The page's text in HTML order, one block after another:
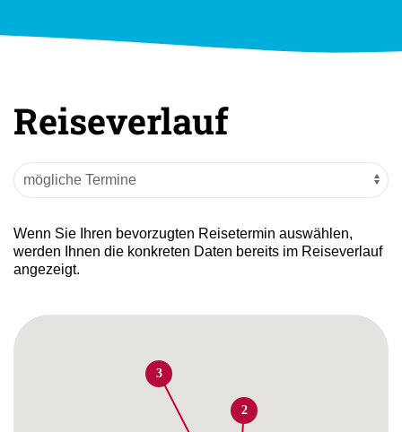
Reiseverlauf
Wenn Sie Ihren bevorzugten Reisetermin auswählen,
werden Ihnen die konkreten Daten bereits im Reiseverlauf
angezeigt.
2
3